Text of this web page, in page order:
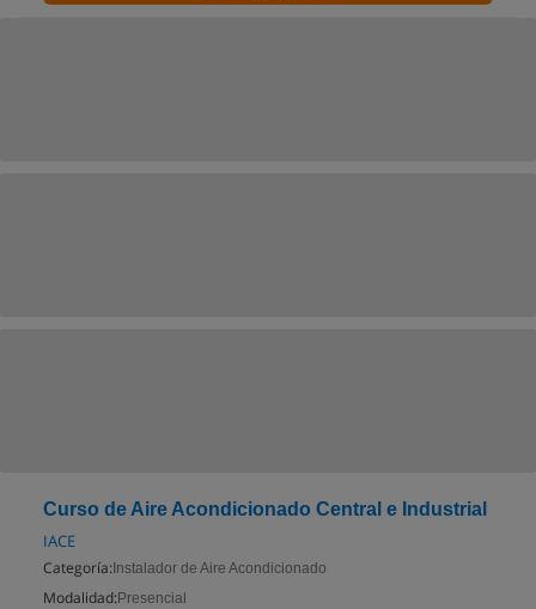
Curso de Aire Acondicionado Central e Industrial
IACE
Categoría: Instalador de Aire Acondicionado
Modalidad: Presencial